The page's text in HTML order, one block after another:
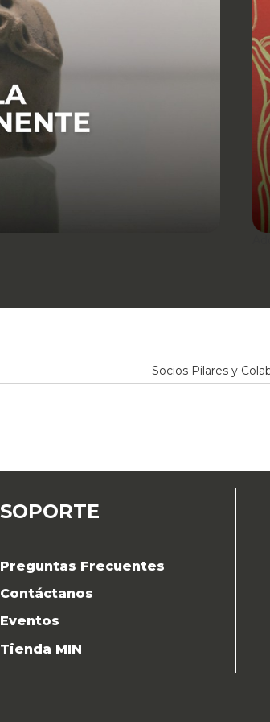
Socios Pilares y
SOPORTE
Preguntas Frecuentes
Contáctanos
Eventos
Tienda MIN